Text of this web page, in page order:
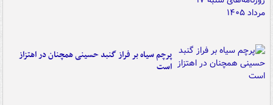
پرچم سیاه بر فراز گنبد حسینی همچنان در اهتزاز
است